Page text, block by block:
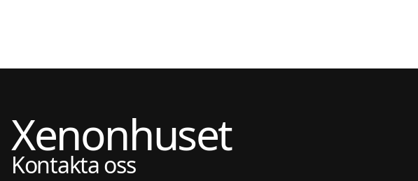
Xenonhuset
Kontakta oss